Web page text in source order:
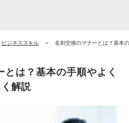
ビジネススキル 名刺交換のマナーとは？基本
は？基本の手順やよく
解説